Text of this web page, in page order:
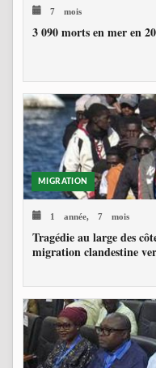
7 mois
3 090 morts en mer en
MIGRATION
1 année, 7 mois
Tragédie au large des
migration clandestine